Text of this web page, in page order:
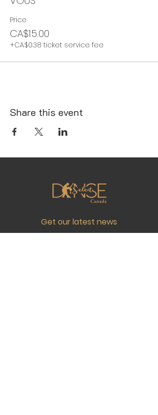
Price
CA$15.00
+CA$0.38 ticket service fee
Share this event
Get our latest news